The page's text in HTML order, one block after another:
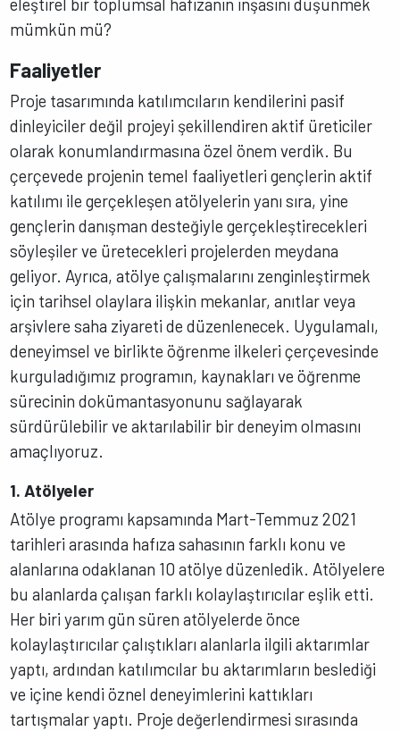
mümkün mü?
Faaliyetler
Proje tasarımında katılımcıların kendilerini pasif
dinleyiciler değil projeyi şekillendiren aktif üreticiler
olarak konumlandırmasına özel önem verdik. Bu
çerçevede projenin temel faaliyetleri gençlerin aktif
katılımı ile gerçekleşen atölyelerin yanı sıra, yine
gençlerin danışman desteğiyle gerçekleştirecekleri
söyleşiler ve üretecekleri projelerden meydana
geliyor. Ayrıca, atölye çalışmalarını zenginleştirmek
için tarihsel olaylara ilişkin mekanlar, anıtlar veya
arşivlere saha ziyareti de düzenlenecek. Uygulamalı,
deneyimsel ve birlikte öğrenme ilkeleri çerçevesinde
kurguladığımız programın, kaynakları ve öğrenme
sürecinin dokümantasyonunu sağlayarak
sürdürülebilir ve aktarılabilir bir deneyim olmasını
amaçlıyoruz.
1. Atölyeler
Atölye programı kapsamında Mart-Temmuz 2021
tarihleri arasında hafıza sahasının farklı konu ve
alanlarına odaklanan 10 atölye düzenledik. Atölyelere
bu alanlarda çalışan farklı kolaylaştırıcılar eşlik etti.
Her biri yarım gün süren atölyelerde önce
kolaylaştırıcılar çalıştıkları alanlarla ilgili aktarımlar
yaptı, ardından katılımcılar bu aktarımların beslediği
ve içine kendi öznel deneyimlerini kattıkları
tartışmalar yaptı. Proje değerlendirmesi sırasında